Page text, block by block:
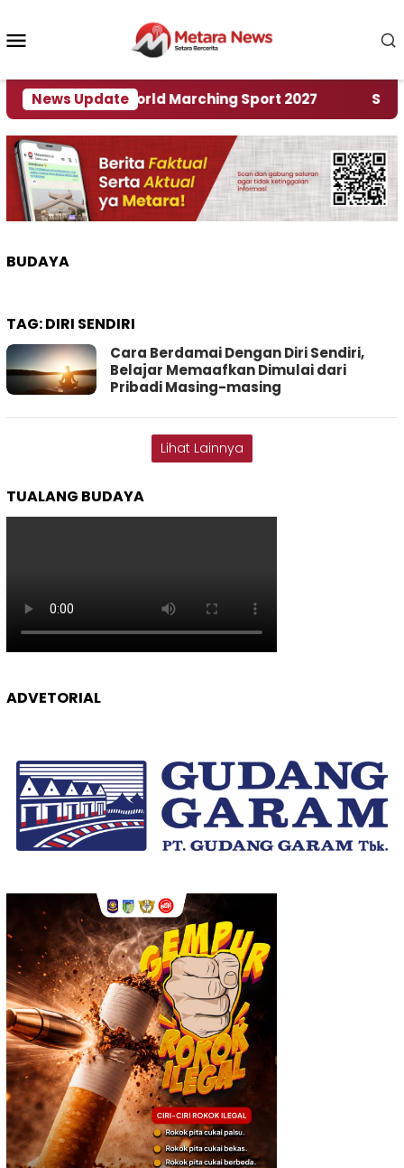
konten
News Update
Rumah World Marching Sport 2027 ‎Soal
BUDAYA
TAG:DIRI SENDIRI
Cara Berdamai Dengan Diri Sendiri,
Belajar Memaafkan Dimulai dari
Pribadi Masing-masing
Lihat Lainnya
TUALANG BUDAYA
ADVETORIAL